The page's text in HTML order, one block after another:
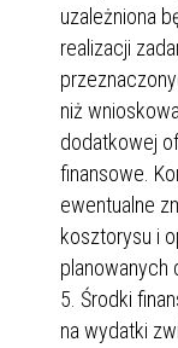
uzależniona
realizacji
niż
dodatkowej
finansowe.
ewentualne
kosztorysu i
planowanych
Środki
na wydatki